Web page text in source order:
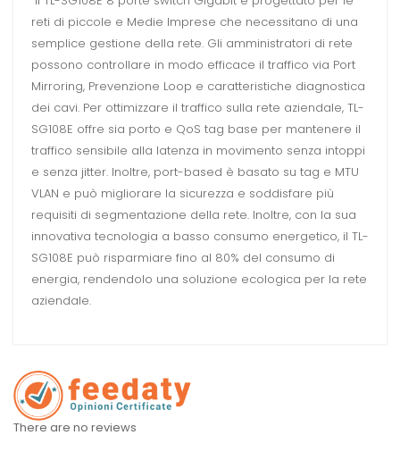
reti di piccole e Medie Imprese che necessitano di una
semplice gestione della rete. Gli amministratori di rete
possono controllare in modo efficace il traffico via Port
Mirroring, Prevenzione Loop e caratteristiche diagnostica
dei cavi. Per ottimizzare il traffico sulla rete aziendale, TL-
SG108E offre sia porto e QoS tag base per mantenere il
traffico sensibile alla latenza in movimento senza intoppi
e senza jitter. Inoltre, port-based è basato su tag e MTU
VLAN e può migliorare la sicurezza e soddisfare più
requisiti di segmentazione della rete. Inoltre, con la sua
innovativa tecnologia a basso consumo energetico, il TL-
SG108E può risparmiare fino al 80% del consumo di
energia, rendendolo una soluzione ecologica per la rete
aziendale.
There are no reviews